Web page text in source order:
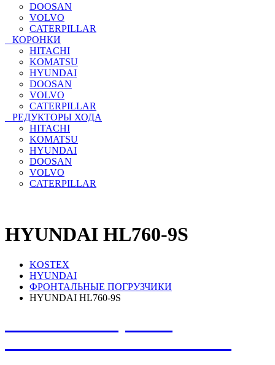
DOOSAN
VOLVO
CATERPILLAR
КОРОНКИ
HITACHI
KOMATSU
HYUNDAI
DOOSAN
VOLVO
CATERPILLAR
РЕДУКТОРЫ ХОДА
HITACHI
KOMATSU
HYUNDAI
DOOSAN
VOLVO
CATERPILLAR
HYUNDAI HL760-9S
KOSTEX
HYUNDAI
ФРОНТАЛЬНЫЕ ПОГРУЗЧИКИ
HYUNDAI HL760-9S